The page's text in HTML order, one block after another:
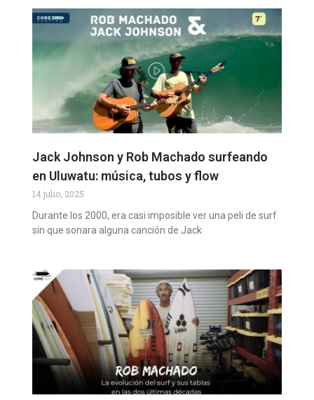
Jack Johnson y Rob Machado surfeando
en Uluwatu: música, tubos y flow
14 julio, 2025
Durante los 2000, era casi imposible ver una peli de surf
sin que sonara alguna canción de Jack